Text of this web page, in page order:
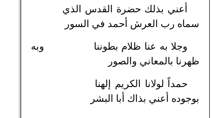
أعني بذلك حضرة القدس الذي
سماه رب العرش أحمد في السور
وجلا به عنا ظلام بطوننا وبه
ظهرنا بالمعاني والصور
حمداً لولانا الكريم إلهنا
بوجوده أعني بذاك أبا البشر